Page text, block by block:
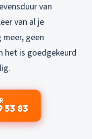
van
van al je
geen
het is goedgekeurd
53 83